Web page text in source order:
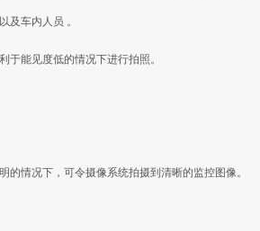
及车内人员 。
于能见度低的情况下进行拍照。
的情况下，可令摄像系统拍摄到清晰的监控图像。